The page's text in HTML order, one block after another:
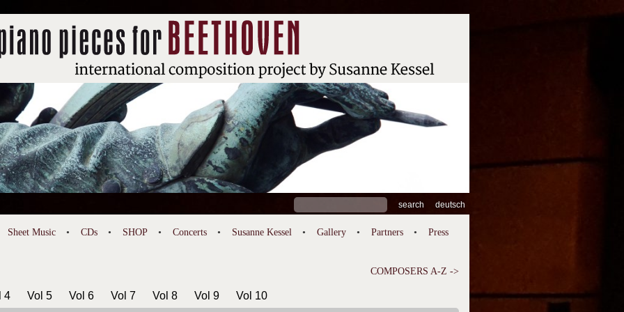
for:
deutsch
Sheet Music CDs SHOP Concerts Susanne Kessel Gallery Partners Press
COMPOSERS A-Z ->
4 Vol 5 Vol 6 Vol 7 Vol 8 Vol 9 Vol 10